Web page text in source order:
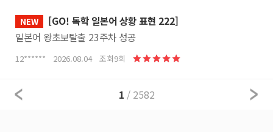
NEW
[GO! 독학 일본어 상황 표현 222]
일본어 왕초보탈출 23주차 성공
12****** 2026.08.04 조회9회
1 / 2582